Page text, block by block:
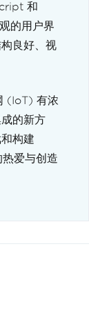
和
的用户界
良好、视
(IoT) 有浓
的新方
构建
爱与创造